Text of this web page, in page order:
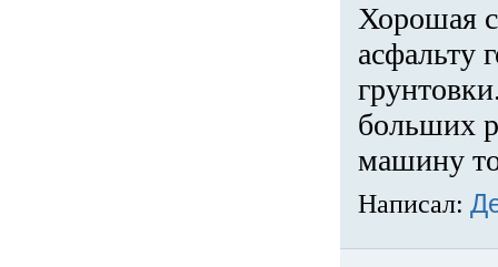
Хорошая
асфальту
больших
машину
Написал: